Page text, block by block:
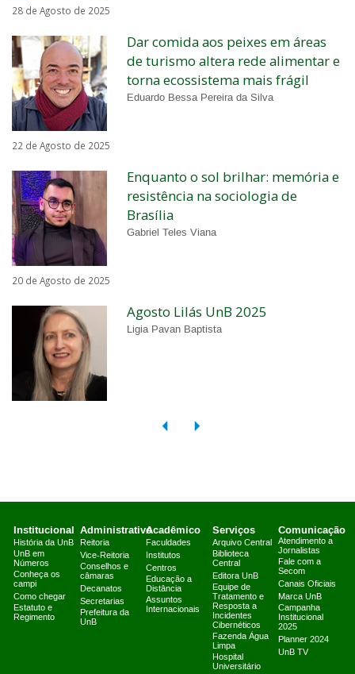
28 de Agosto de 2025
Dar comida aos peixes em áreas
de turismo altera rede alimentar e
torna ecossistema mais frágil
Eduardo Bessa Pereira da Silva
22 de Agosto de 2025
Enquanto o sol brilhar: memória e
resistência na sociologia de
Brasília
Gabriel Teles Viana
20 de Agosto de 2025
Agosto Lilás UnB 2025
Ligia Pavan Baptista
Institucional
História da UnB
UnB em
Números
Conheça os
campi
Como chegar
Estatuto e
Regimento
Administrativo
Reitoria
Vice-Reitoria
Conselhos e
câmaras
Decanatos
Secretarias
Prefeitura da
UnB
Acadêmico
Faculdades
Institutos
Centros
Educação a
Distância
Assuntos
Internacionais
Serviços
Arquivo Central
Biblioteca
Central
Editora UnB
Equipe de
Tratamento e
Resposta a
Incidentes
Cibernéticos
Fazenda Água
Limpa
Hospital
Universitário
Comunicação
Atendimento a
Jornalistas
Fale com a
Secom
Canais Oficiais
Marca UnB
Campanha
Institucional
2025
Planner 2024
UnB TV